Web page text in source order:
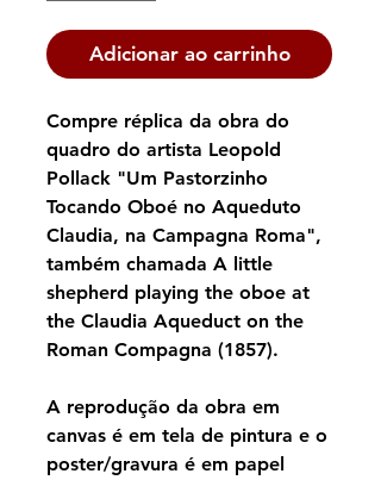
Adicionar ao carrinho
Compre réplica da obra do
quadro do artista Leopold
Pollack "Um Pastorzinho
Tocando Oboé no Aqueduto
Claudia, na Campagna Roma",
também chamada A little
shepherd playing the oboe at
the Claudia Aqueduct on the
Roman Compagna (1857).
A reprodução da obra em
canvas é em tela de pintura e o
poster/gravura é em papel